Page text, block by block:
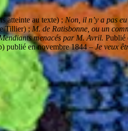
atteinte au texte) ; Non, il n’y a pas
Tillier) ; M. de Ratisbonne, ou un
menacés par M. Avril. Publié
publié en novembre 1844 –Je veux